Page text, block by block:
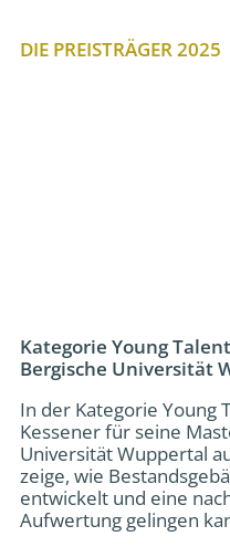
DIE PREISTRÄGER 2025
Kategorie Young
Bergische Universität
In der Kategorie Young
Kessener für seine
Universität Wuppertal
zeige, wie
entwickelt und eine
Aufwertung gelingen